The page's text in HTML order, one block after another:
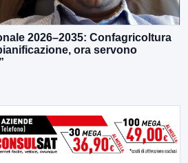
2026–2035: Confagricoltura
ora servono